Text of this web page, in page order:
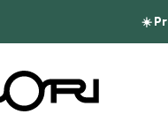
☀️